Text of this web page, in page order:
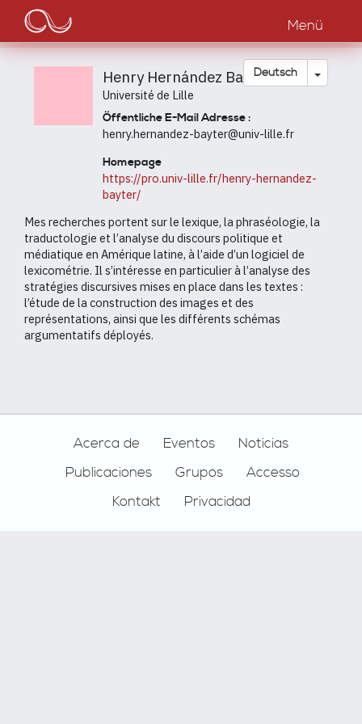
Direkt
Inhalt
Main
navigation
Menü
Deutsch
Henry Hernández Bayter
Université de Lille
Öffentliche E-Mail Adresse :
henry.hernandez-bayter@univ-lille.fr
Homepage
https://pro.univ-lille.fr/henry-hernandez-
bayter/
Mes recherches portent sur le lexique, la phraséologie, la
traductologie et l’analyse du discours politique et
médiatique en Amérique latine, à l’aide d’un logiciel de
lexicométrie. Il s’intéresse en particulier à l’analyse des
stratégies discursives mises en place dans les textes :
l’étude de la construction des images et des
représentations, ainsi que les différents schémas
argumentatifs déployés.
Acerca de Eventos
Noticias
Publicaciones
Grupos
Accesso
Kontakt
Privacidad